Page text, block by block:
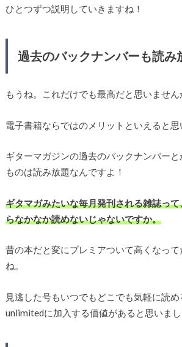
ひとつずつ説明していきますね！
過去のバックナンバーも読み
もうね。これだけでも最高だと思いません
電子書籍ならではのメリットといえると思
ギターマガジンの過去のバックナンバー
ものは読み放題なんですよ！
ギタマガみたいな毎月発刊される雑誌っ
らなかなか読めないじゃないですか。
昔の本だと変にプレミアついて高くなっ
ね。
見逃した号もいつでもどこでも気軽に読
unlimitedに加入する価値があると思いまし